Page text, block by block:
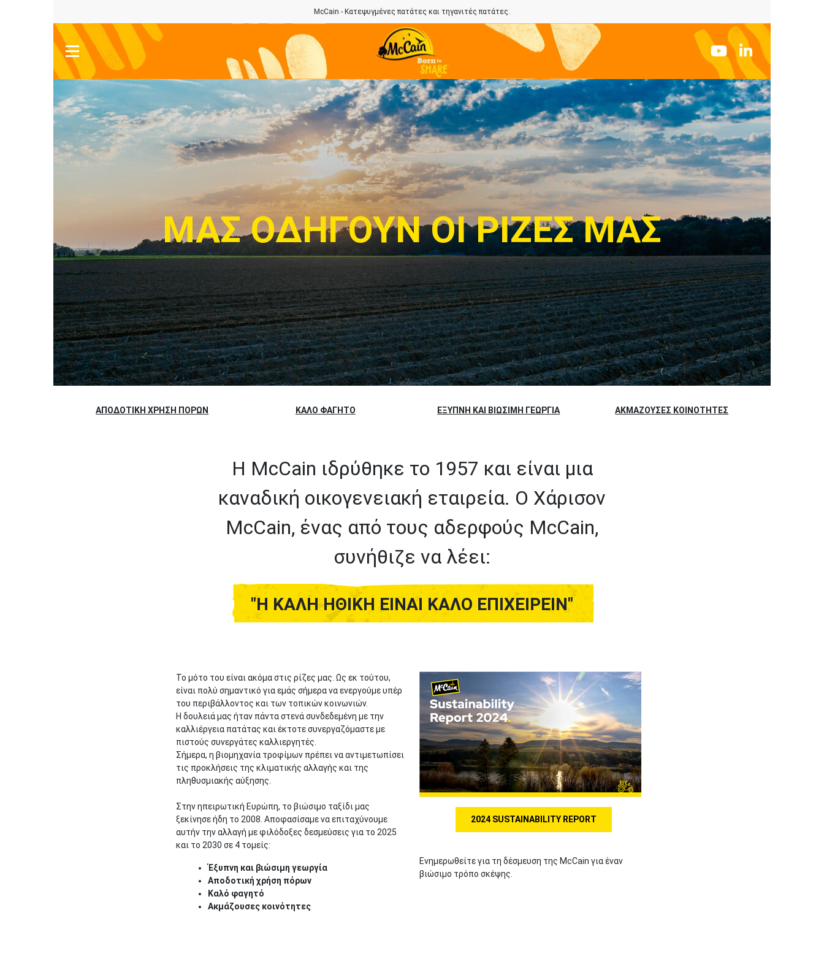
McCain - Κατεψυγμένες πατάτες και τηγανιτές πατάτες.
ΜΑΣ ΟΔΗΓΟΎΝ ΟΙ ΡΊΖΕΣ ΜΑΣ
ΑΠΟΔΟΤΙΚΉ ΧΡΉΣΗ ΠΌΡΩΝ ΚΑΛΌ ΦΑΓΗΤΌ ΈΞΥΠΝΗ ΚΑΙ ΒΙΏΣΙΜΗ ΓΕΩΡΓΊΑ ΑΚΜΆΖΟΥΣΕΣ ΚΟΙΝΌΤΗΤΕΣ
Η McCain ιδρύθηκε το 1957 και είναι μια
καναδική οικογενειακή εταιρεία. Ο Χάρισον
McCain, ένας από τους αδερφούς McCain,
συνήθιζε να λέει:
"Η ΚΑΛΉ ΗΘΙΚΉ ΕΊΝΑΙ ΚΑΛΌ ΕΠΙΧΕΙΡΕΊΝ"
Το μότο του είναι ακόμα στις ρίζες μας. Ως εκ τούτου,
είναι πολύ σημαντικό για εμάς σήμερα να ενεργούμε υπέρ
του περιβάλλοντος και των τοπικών κοινωνιών.
Η δουλειά μας ήταν πάντα στενά συνδεδεμένη με την
καλλιέργεια πατάτας και έκτοτε συνεργαζόμαστε με
πιστούς συνεργάτες καλλιεργητές.
Σήμερα, η βιομηχανία τροφίμων πρέπει να αντιμετωπίσει
τις προκλήσεις της κλιματικής αλλαγής και της
πληθυσμιακής αύξησης.
Στην ηπειρωτική Ευρώπη, το βιώσιμο ταξίδι μας
ξεκίνησε ήδη το 2008. Αποφασίσαμε να επιταχύνουμε
αυτήν την αλλαγή με φιλόδοξες δεσμεύσεις για το 2025
και το 2030 σε 4 τομείς:
Έξυπνη και βιώσιμη γεωργία
Αποδοτική χρήση πόρων
Καλό φαγητό
Ακμάζουσες κοινότητες
2024 SUSTAINABILITY REPORT
Ενημερωθείτε για τη δέσμευση της McCain για έναν
βιώσιμο τρόπο σκέψης.